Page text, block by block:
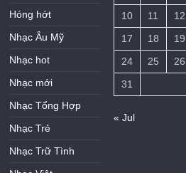
Hóng hớt
Nhạc Âu Mỹ
Nhạc hot
Nhạc mới
Nhạc Tổng Hợp
Nhạc Trẻ
Nhạc Trữ Tình
10
11 12
17
18 19
24
25 26
31
« Jul